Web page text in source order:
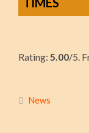
Submit Rating
Rating: 5.00/5.
News